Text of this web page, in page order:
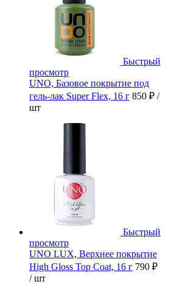
Быстрый
просмотр
UNO, Базовое покрытие под
гель-лак Super Flex, 16 г 850 ₽ /
шт
Быстрый
просмотр
UNO LUX, Верхнее покрытие
High Gloss Top Coat, 16 г 790 ₽
/ шт